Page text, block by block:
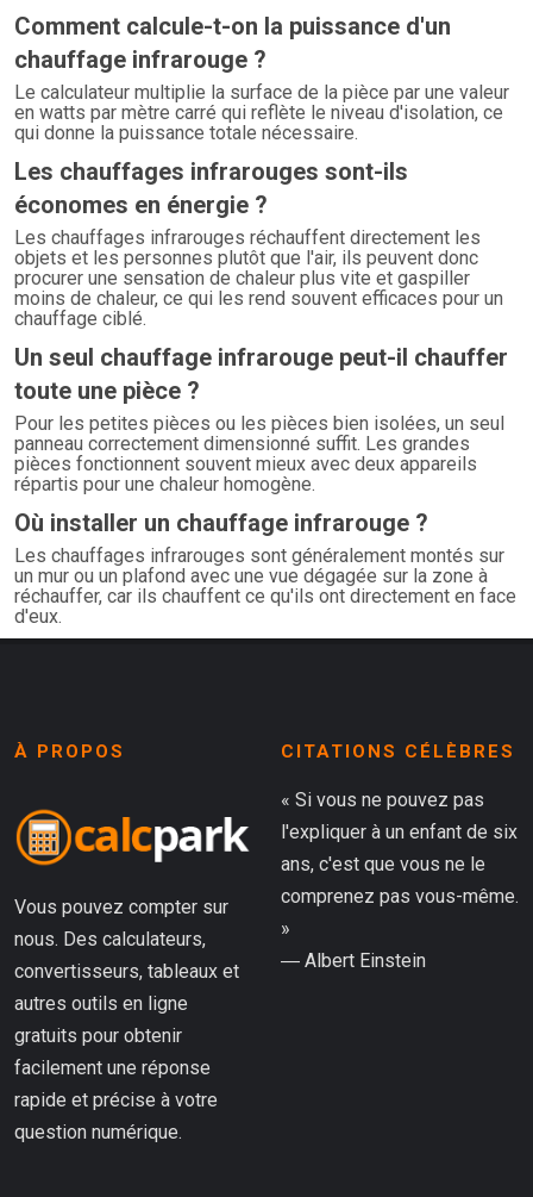
Comment calcule-t-on la puissance d'un
chauffage infrarouge ?
Le calculateur multiplie la surface de la pièce par une valeur
en watts par mètre carré qui reflète le niveau d'isolation, ce
qui donne la puissance totale nécessaire.
Les chauffages infrarouges sont-ils
économes en énergie ?
Les chauffages infrarouges réchauffent directement les
objets et les personnes plutôt que l'air, ils peuvent donc
procurer une sensation de chaleur plus vite et gaspiller
moins de chaleur, ce qui les rend souvent efficaces pour un
chauffage ciblé.
Un seul chauffage infrarouge peut-il chauffer
toute une pièce ?
Pour les petites pièces ou les pièces bien isolées, un seul
panneau correctement dimensionné suffit. Les grandes
pièces fonctionnent souvent mieux avec deux appareils
répartis pour une chaleur homogène.
Où installer un chauffage infrarouge ?
Les chauffages infrarouges sont généralement montés sur
un mur ou un plafond avec une vue dégagée sur la zone à
réchauffer, car ils chauffent ce qu'ils ont directement en face
d'eux.
À PROPOS
Vous pouvez compter sur
nous. Des calculateurs,
convertisseurs, tableaux et
autres outils en ligne
gratuits pour obtenir
facilement une réponse
rapide et précise à votre
question numérique.
CITATIONS CÉLÈBRES
« Si vous ne pouvez pas
l'expliquer à un enfant de six
ans, c'est que vous ne le
comprenez pas vous-même.
»
― Albert Einstein